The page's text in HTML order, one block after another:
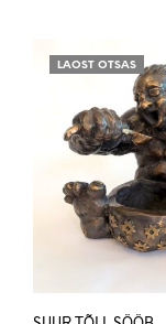
LAOST OTSAS